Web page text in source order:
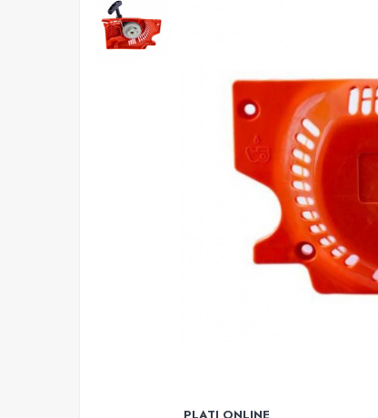
Fierastraie electrice cu lant
Motofierastraie pe benzina